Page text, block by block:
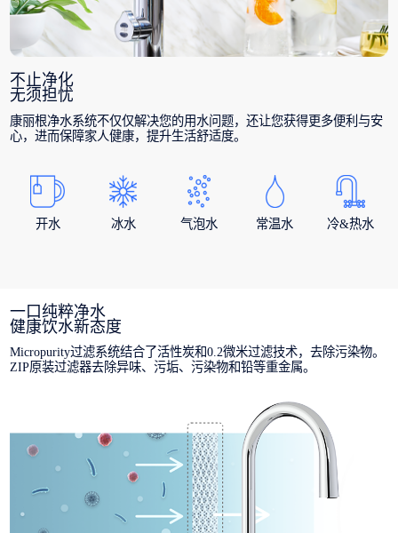
不止净化
无须担忧
康丽根净水系统不仅仅解决您的用水问题，还让您获得更多便利与安
心，进而保障家人健康，提升生活舒适度。
开水 冰水 气泡水 常温水 冷&热水
一口纯粹净水
健康饮水新态度
Micropurity过滤系统结合了活性炭和0.2微米过滤技术，去除污染物。
ZIP原装过滤器去除异味、污垢、污染物和铅等重金属。